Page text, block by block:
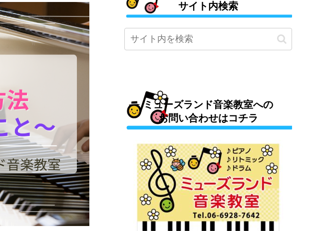
サイト内検索
ミューズランド音楽教室への
お問い合わせはコチラ